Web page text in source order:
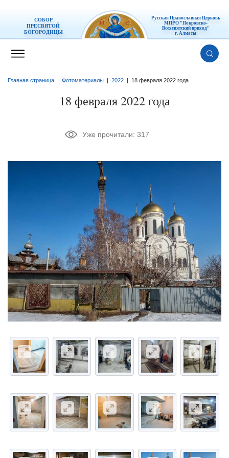
СОБОР
ПРЕСВЯТОЙ
БОГОРОДИЦЫ
Русская Православная Церковь
МПРО "Покровско-
Всехсвятский приход"
г. Алматы
Главная страница Фотоматериалы 2022 18 февраля 2022 года
18 февраля 2022 года
Уже прочитали: 317